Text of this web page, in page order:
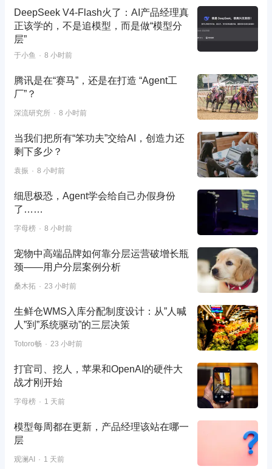
DeepSeek V4-Flash火了：AI产品经理真
正该学的，不是追模型，而是做“模型分
层”
于小鱼 8 小时前
腾讯是在“赛马”，还是在打造 “Agent工
厂”？
深流研究所 8 小时前
当我们把所有“笨功夫”交给AI，创造力还
剩下多少？
袁振 8 小时前
细思极恐，Agent学会给自己办假身份
了……
字母榜 8 小时前
宠物中高端品牌如何靠分层运营破增长瓶
颈——用户分层案例分析
桑木拓 23 小时前
生鲜仓WMS入库分配制度设计：从”人喊
人”到”系统驱动”的三层决策
Totoro畅 23 小时前
打官司、挖人，苹果和OpenAI的硬件大
战才刚开始
字母榜 1 天前
模型每周都在更新，产品经理该站在哪一
层
观澜AI 1 天前